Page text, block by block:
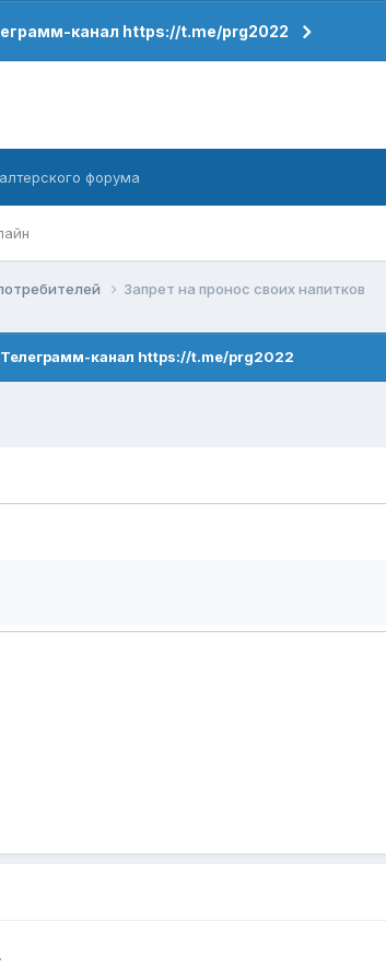
канал https://t.me/prg2022
форума
Запрет на пронос своих напитков
Телеграмм-канал https://t.me/prg2022